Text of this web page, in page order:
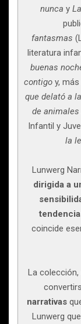
nunca y
fantasmas
literatura
buenas
contigo y,
que delató a
de
Infantil y
la
Lunwerg
dirigida a
coincide
La colección,
narrativas
Lunwerg